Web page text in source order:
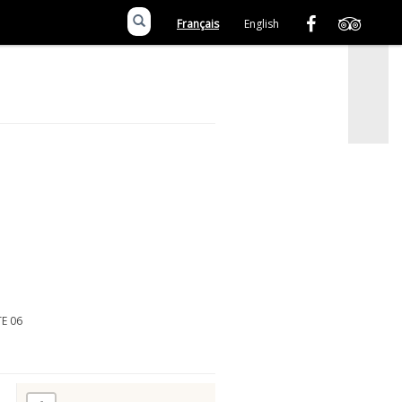
Français English
06